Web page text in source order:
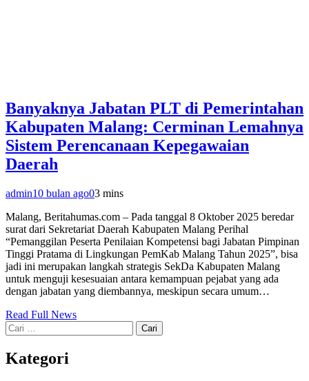
Banyaknya Jabatan PLT di Pemerintahan
Kabupaten Malang: Cerminan Lemahnya
Sistem Perencanaan Kepegawaian
Daerah
admin10 bulan ago03 mins
Malang, Beritahumas.com – Pada tanggal 8 Oktober 2025 beredar
surat dari Sekretariat Daerah Kabupaten Malang Perihal
“Pemanggilan Peserta Penilaian Kompetensi bagi Jabatan Pimpinan
Tinggi Pratama di Lingkungan PemKab Malang Tahun 2025”, bisa
jadi ini merupakan langkah strategis SekDa Kabupaten Malang
untuk menguji kesesuaian antara kemampuan pejabat yang ada
dengan jabatan yang diembannya, meskipun secara umum…
Read Full News
Cari
untuk:
Kategori